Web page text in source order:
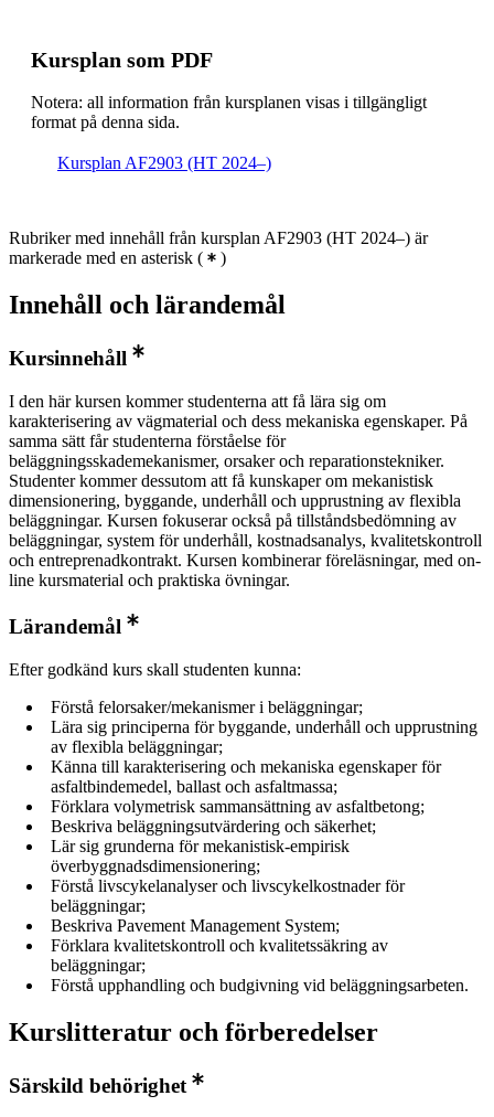
Kursplan som PDF
Notera: all information från kursplanen visas i tillgängligt
format på denna sida.
Kursplan AF2903 (HT 2024–)
Rubriker med innehåll från kursplan AF2903 (HT 2024–) är
markerade med en asterisk ( )
Innehåll och lärandemål
Kursinnehåll
I den här kursen kommer studenterna att få lära sig om
karakterisering av vägmaterial och dess mekaniska egenskaper. På
samma sätt får studenterna förståelse för
beläggningsskademekanismer, orsaker och reparationstekniker.
Studenter kommer dessutom att få kunskaper om mekanistisk
dimensionering, byggande, underhåll och upprustning av flexibla
beläggningar. Kursen fokuserar också på tillståndsbedömning av
beläggningar, system för underhåll, kostnadsanalys, kvalitetskontroll
och entreprenadkontrakt. Kursen kombinerar föreläsningar, med on-
line kursmaterial och praktiska övningar.
Lärandemål
Efter godkänd kurs skall studenten kunna:
Förstå felorsaker/mekanismer i beläggningar;
Lära sig principerna för byggande, underhåll och upprustning
av flexibla beläggningar;
Känna till karakterisering och mekaniska egenskaper för
asfaltbindemedel, ballast och asfaltmassa;
Förklara volymetrisk sammansättning av asfaltbetong;
Beskriva beläggningsutvärdering och säkerhet;
Lär sig grunderna för mekanistisk-empirisk
överbyggnadsdimensionering;
Förstå livscykelanalyser och livscykelkostnader för
beläggningar;
Beskriva Pavement Management System;
Förklara kvalitetskontroll och kvalitetssäkring av
beläggningar;
Förstå upphandling och budgivning vid beläggningsarbeten.
Kurslitteratur och förberedelser
Särskild behörighet